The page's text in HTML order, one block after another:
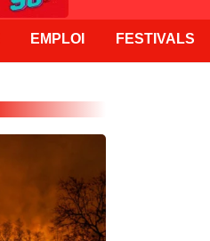
EMPLOI FESTIVALS